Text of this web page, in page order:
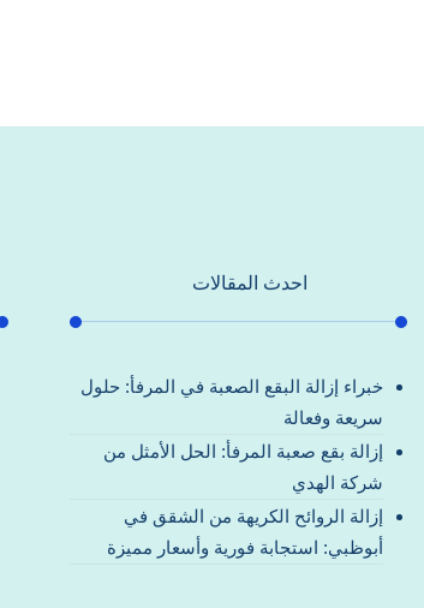
احدث المقالات
خبراء إزالة البقع الصعبة في المرفأ: حلول
سريعة وفعالة
إزالة بقع صعبة المرفأ: الحل الأمثل من
شركة الهدي
إزالة الروائح الكريهة من الشقق في
أبوظبي: استجابة فورية وأسعار مميزة